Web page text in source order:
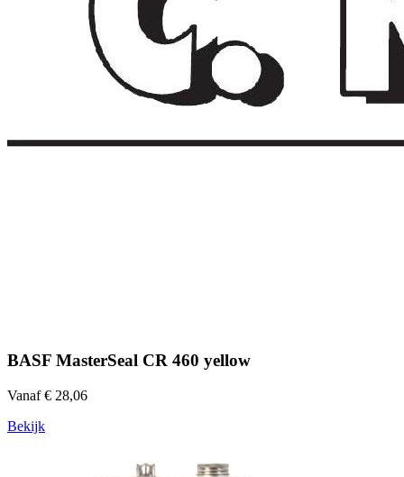
BASF MasterSeal CR 460 yellow
Vanaf € 28,06
Bekijk